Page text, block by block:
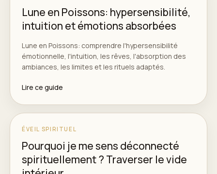
Lune en Poissons: hypersensibilité,
intuition et émotions absorbées
Lune en Poissons: comprendre l'hypersensibilité
émotionnelle, l'intuition, les rêves, l'absorption des
ambiances, les limites et les rituels adaptés.
Lire ce guide
ÉVEIL SPIRITUEL
Pourquoi je me sens déconnecté
spirituellement ? Traverser le vide